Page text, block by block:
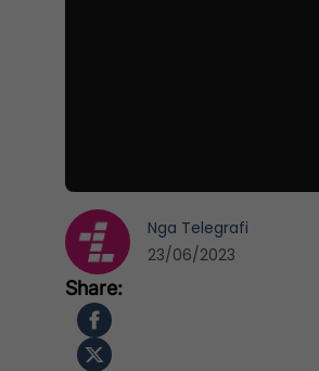
Nga Telegrafi
23/06/2023